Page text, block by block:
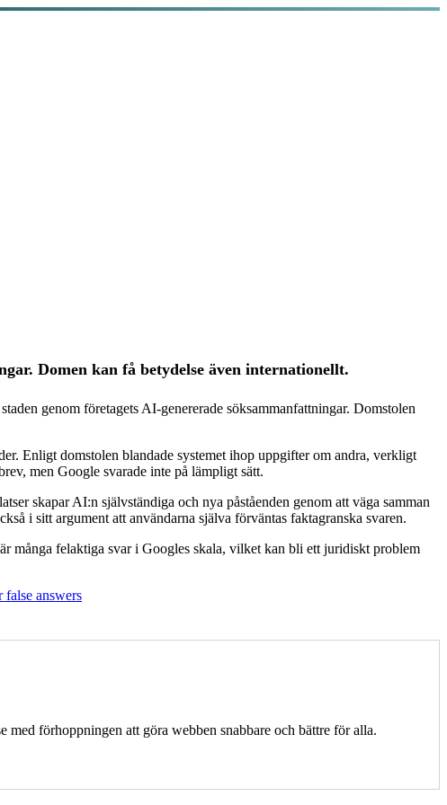
Domen kan få betydelse även internationellt.
genom företagets AI-genererade söksammanfattningar. Domstolen
Enligt domstolen blandade systemet ihop uppgifter om andra, verkligt
men Google svarade inte på lämpligt sätt.
skapar AI:n självständiga och nya påståenden genom att väga samman
i sitt argument att användarna själva förväntas faktagranska svaren.
många felaktiga svar i Googles skala, vilket kan bli ett juridiskt problem
answers
förhoppningen att göra webben snabbare och bättre för alla.